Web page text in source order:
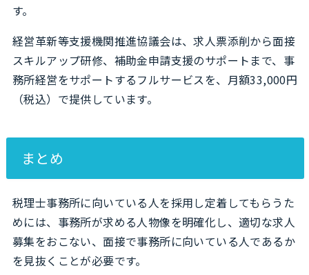
す。
経営革新等支援機関推進協議会は、求人票添削から面接
スキルアップ研修、補助金申請支援のサポートまで、事
務所経営をサポートするフルサービスを、月額33,000円
（税込）で提供しています。
まとめ
税理士事務所に向いている人を採用し定着してもらうた
めには、事務所が求める人物像を明確化し、適切な求人
募集をおこない、面接で事務所に向いている人であるか
を見抜くことが必要です。